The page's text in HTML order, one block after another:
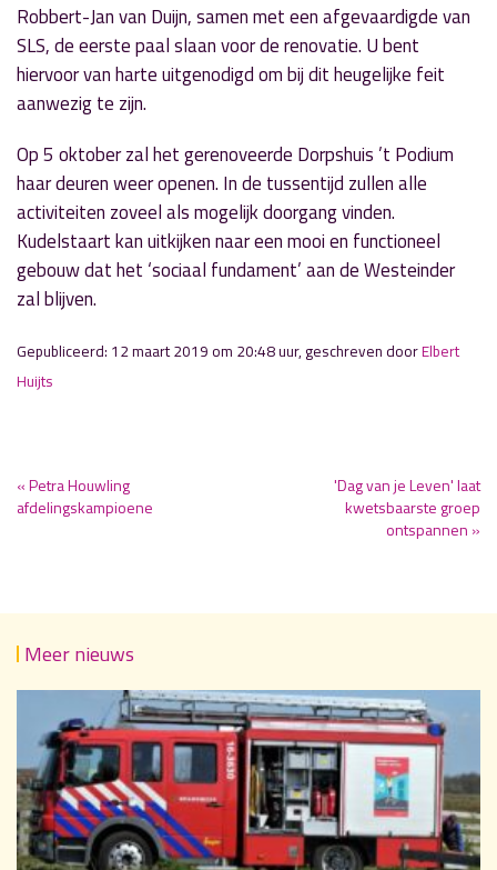
Robbert-Jan van Duijn, samen met een afgevaardigde van
SLS, de eerste paal slaan voor de renovatie. U bent
hiervoor van harte uitgenodigd om bij dit heugelijke feit
aanwezig te zijn.
Op 5 oktober zal het gerenoveerde Dorpshuis ’t Podium
haar deuren weer openen. In de tussentijd zullen alle
activiteiten zoveel als mogelijk doorgang vinden.
Kudelstaart kan uitkijken naar een mooi en functioneel
gebouw dat het ‘sociaal fundament’ aan de Westeinder
zal blijven.
Gepubliceerd: 12 maart 2019 om 20:48 uur, geschreven doorElbert
Huijts
« Petra Houwling
afdelingskampioene
'Dag van je Leven' laat
kwetsbaarste groep
ontspannen »
Meer nieuws